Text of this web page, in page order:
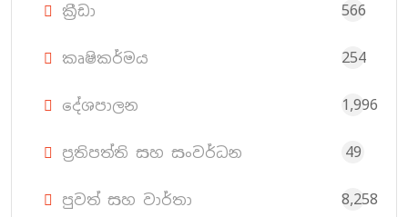
ක්‍රීඩා 566
කෘෂිකර්මය 254
දේශපාලන 1,996
ප්‍රතිපත්ති සහ සංවර්ධන 49
පුවත් සහ වාර්තා 8,258